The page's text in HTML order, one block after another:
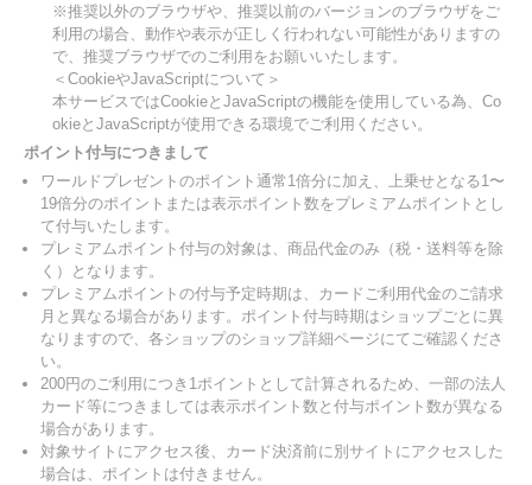
※推奨以外のブラウザや、推奨以前のバージョンのブラウザをご
利用の場合、動作や表示が正しく行われない可能性がありますの
で、推奨ブラウザでのご利用をお願いいたします。
＜CookieやJavaScriptについて＞
本サービスではCookieとJavaScriptの機能を使用している為、Co
okieとJavaScriptが使用できる環境でご利用ください。
ポイント付与につきまして
ワールドプレゼントのポイント通常1倍分に加え、上乗せとなる1〜
19倍分のポイントまたは表示ポイント数をプレミアムポイントとし
て付与いたします。
プレミアムポイント付与の対象は、商品代金のみ（税・送料等を除
く）となります。
プレミアムポイントの付与予定時期は、カードご利用代金のご請求
月と異なる場合があります。ポイント付与時期はショップごとに異
なりますので、各ショップのショップ詳細ページにてご確認くださ
い。
200円のご利用につき1ポイントとして計算されるため、一部の法人
カード等につきましては表示ポイント数と付与ポイント数が異なる
場合があります。
対象サイトにアクセス後、カード決済前に別サイトにアクセスした
場合は、ポイントは付きません。